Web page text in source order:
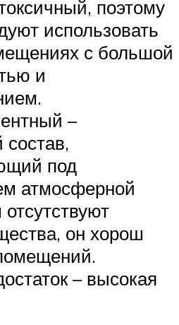
поэтому
использовать
с большой
и
–
под
атмосферной
он хорош
– высокая